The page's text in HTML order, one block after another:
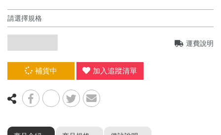
【群岳 F4】運動毛巾買一送一 ★吸水力強★
☆☆☆ 買一送一 ☆☆☆
❖巴黎奧運周邊❖
✧官網限定 單件45折起✧
✧٩ 優惠服飾 و✧
群岳嚴選 ⌔F4自有品牌⌔
運費說明
補貨中 加入追蹤清單